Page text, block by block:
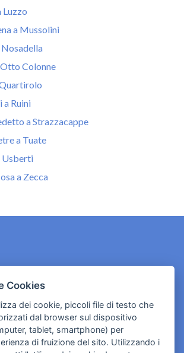
Luzzo
a Mussolini
Colonne
a Ruini
a Strazzacappe
a Tuate
Usberti
a Zecca
privacy
Cookies
dei cookie, piccoli file di testo che
dal browser sul dispositivo
tablet, smartphone) per
di fruizione del sito. Utilizzando i